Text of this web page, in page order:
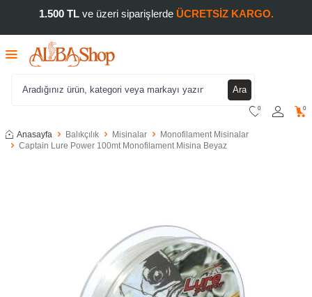
1.500 TLve üzeri siparişlerde ÜCRETSİZ KARGO.
Ara
0 0
Anasayfa Balıkçılık Misinalar
Monofilament Misinalar
Captain Lure Power 100mt Monofilament Misina Beyaz